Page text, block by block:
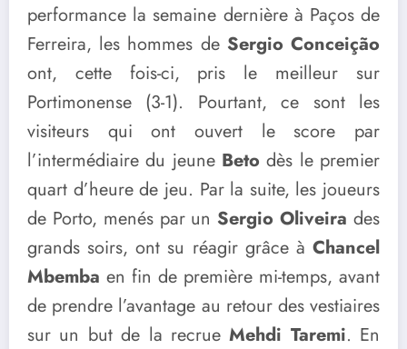
performance la semaine dernière à Paços de
Ferreira, les hommes deSergio Conceição
ont, cette fois-ci, pris le meilleur sur
Portimonense (3-1). Pourtant, ce sont les
visiteurs qui ont ouvert le score par
l’intermédiaire du jeune Beto dès le premier
quart d’heure de jeu. Par la suite, les joueurs
de Porto, menés par un Sergio Oliveira des
grands soirs, ont su réagir grâce à Chancel
Mbemba en fin de première mi-temps, avant
de prendre l’avantage au retour des vestiaires
sur un but de la recrueMehdi Taremi. En